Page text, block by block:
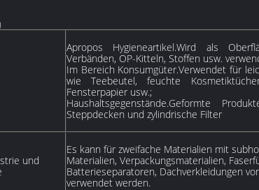
Apropos Hygieneartikel.Wird als
Verbänden, OP-Kitteln, Stoffen usw.
Im Bereich Konsumgüter.Verwendet für
wie Teebeutel, feuchte
Fensterpapier usw.;
Haushaltsgegenstände.Geformte
Steppdecken und zylindrische Filter
und
Es kann für zweifache Materialien mit
Materialien, Verpackungsmaterialien,
Batterieseparatoren, Dachverkleidungen
verwendet werden.